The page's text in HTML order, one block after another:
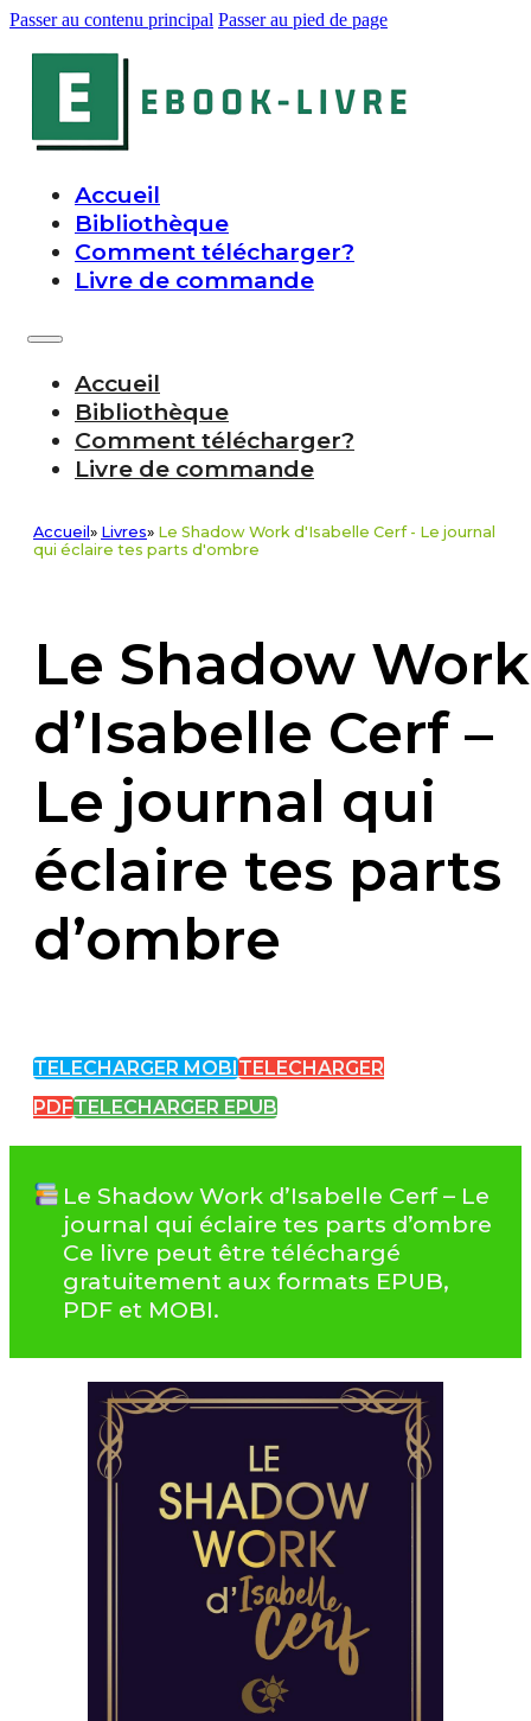
Passer au contenu principal Passer au pied de page
Accueil
Bibliothèque
Comment télécharger?
Livre de commande
Accueil
Bibliothèque
Comment télécharger?
Livre de commande
Accueil » Livres» Le Shadow Work d'Isabelle Cerf - Le journal
qui éclaire tes parts d'ombre
Le Shadow Work
d’Isabelle Cerf –
Le journal qui
éclaire tes parts
d’ombre
TELECHARGER MOBI TELECHARGER
PDFTELECHARGER EPUB
Le Shadow Work d’Isabelle Cerf – Le
journal qui éclaire tes parts d’ombre
Ce livre peut être téléchargé
gratuitement aux formats EPUB,
PDF et MOBI.